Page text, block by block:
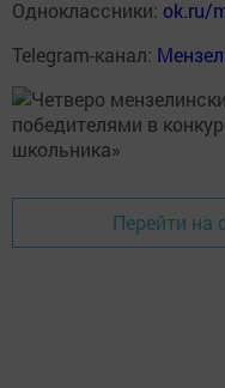
Одноклассники: ok.ru/
Telegram-канал:
Перейти на